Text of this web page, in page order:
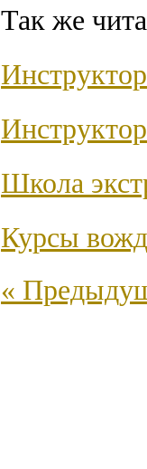
Так же
Школа
Курсы
«